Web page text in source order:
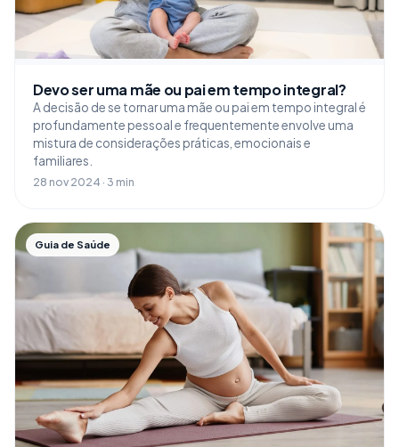
Devo ser uma mãe ou pai em tempo integral?
A decisão de se tornar uma mãe ou pai em tempo integral é
profundamente pessoal e frequentemente envolve uma
mistura de considerações práticas, emocionais e
familiares.
28 nov 2024 · 3 min
Guia de Saúde